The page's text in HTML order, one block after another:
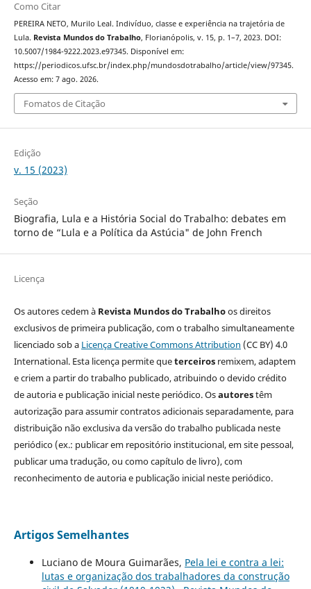
Como Citar
PEREIRA NETO, Murilo Leal. Indivíduo, classe e experiência na trajetória de
Lula. Revista Mundos do Trabalho, Florianópolis, v. 15, p. 1–7, 2023. DOI:
10.5007/1984-9222.2023.e97345. Disponível em:
https://periodicos.ufsc.br/index.php/mundosdotrabalho/article/view/97345.
Acesso em: 7 ago. 2026.
Fomatos de Citação
Edição
v. 15 (2023)
Seção
Biografia, Lula e a História Social do Trabalho: debates em
torno de “Lula e a Política da Astúcia" de John French
Licença
Os autores cedem à Revista Mundos do Trabalhoos direitos
exclusivos de primeira publicação, com o trabalho simultaneamente
licenciado sob a Licença Creative Commons Attribution (CC BY) 4.0
International. Esta licença permite queterceirosremixem, adaptem
e criem a partir do trabalho publicado, atribuindo o devido crédito
de autoria e publicação inicial neste periódico. Osautorestêm
autorização para assumir contratos adicionais separadamente, para
distribuição não exclusiva da versão do trabalho publicada neste
periódico (ex.: publicar em repositório institucional, em site pessoal,
publicar uma tradução, ou como capítulo de livro), com
reconhecimento de autoria e publicação inicial neste periódico.
Artigos Semelhantes
Luciano de Moura Guimarães, Pela lei e contra a lei:
lutas e organização dos trabalhadores da construção